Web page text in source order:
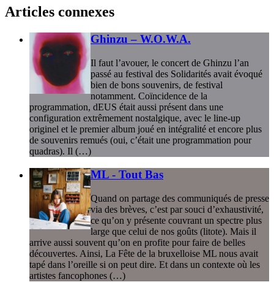
Articles connexes
Ghinzu – W.O.W.A.
Il faut l’avouer, le concert de Ghinzu l’an
passé au festival des Solidarités avait évoqué
bien de bons souvenirs, de festival
notamment. Coïncidence de la
programmation, dEUS était aussi présent dans une
configuration extrêmement nostalgique, avec le line-up
originel et le premier album joué en intégralité et encore plus
de souvenirs remués (oui, c’était une programmation pour
quadras). Il (…)
ML - Tout Bas
Quand on partage des communiqués de presse
via des brèves, c’est par souci d’exhaustivité,
ce qu’on y présente couvrant un spectre plus
large que celui de nos goûts (litote). Mais il
arrive aussi souvent qu’on en profite pour faire de belles
découvertes. Ainsi, La Fête de la bruxelloise ML nous avait
tapé dans l’oreille si on peut dire. Et dans un contexte où les
artistes fancophones (…)